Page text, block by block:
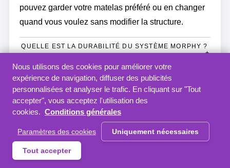
pouvez garder votre matelas préféré ou en changer
quand vous voulez sans modifier la structure.
QUELLE EST LA DURABILITÉ DU SYSTÈME MORPHY ?
+
Excellente. Morphy est fabriqué avec des matériaux
haut de gamme et durables, et utilise un système de
vérins à gaz allemand pour un mouvement souple et
sécurisé. Tous les éléments structurels sont couverts
par une garantie à vie : fait pour durer, fait pour votre
vie.
Nous utilisons des cookies pour améliorer votre
expérience de navigation, diffuser des publicités
personnalisées et analyser le trafic. En cliquant sur "Tout
accepter", vous acceptez l'utilisation des
cookies. Conditions générales
Paramètres des cookies Uniquement nécessaires
Tout accepter